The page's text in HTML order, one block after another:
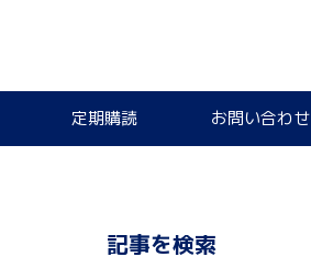
定期購読 お問い合わせ
記事を検索